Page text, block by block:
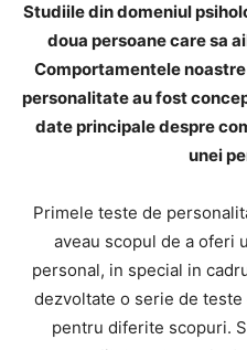
Studiile din domeniul
doua persoane care sa
Comportamentele
personalitate au fost
date principale despre
unei
Primele teste de
aveau scopul de a oferi
personal, in special in
dezvoltate o serie de
pentru diferite scopuri.